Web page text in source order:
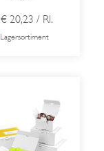
€ 20,23 / Rl.
Lagersortiment